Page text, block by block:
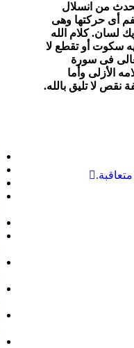
من انسلال
أى حركتها وهى
لسان. كلام الله
سكوت أو تقطع لا
فى سورة
الأزلى وأما
نقص لا تليق بالله.